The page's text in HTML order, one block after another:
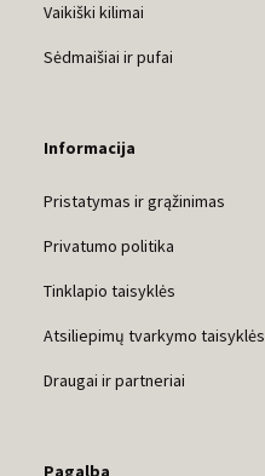
Vaikiški kilimai
Sėdmaišiai ir pufai
Informacija
Pristatymas ir grąžinimas
Privatumo politika
Tinklapio taisyklės
Atsiliepimų tvarkymo taisyklės
Draugai ir partneriai